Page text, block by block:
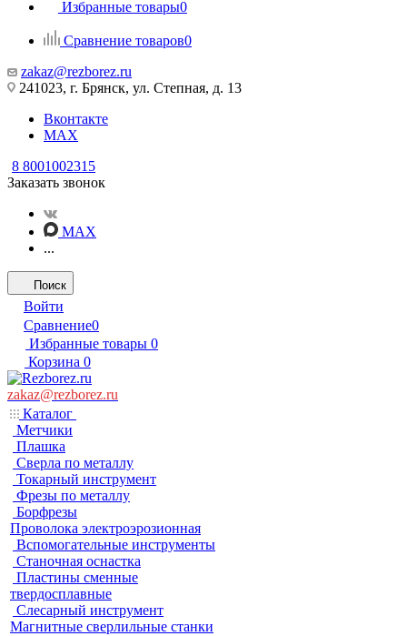
Избранные товары0
Сравнение товаров0
zakaz@rezborez.ru
241023, г. Брянск, ул. Степная, д. 13
Вконтакте
MAX
8 8001002315
Заказать звонок
MAX
...
Поиск
Войти
Сравнение0
Избранные товары 0
Корзина 0
zakaz@rezborez.ru
Каталог
Метчики
Плашка
Сверла по металлу
Токарный инструмент
Фрезы по металлу
Борфрезы
Проволока электроэрозионная
Вспомогательные инструменты
Станочная оснастка
Пластины сменные
твердосплавные
Слесарный инструмент
Магнитные сверлильные станки